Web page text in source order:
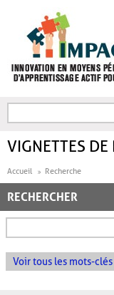
FORMULAIRE DE
VIGNETTES DE
Accueil Recherche
RECHERCHER
Voir tous les mots-clés